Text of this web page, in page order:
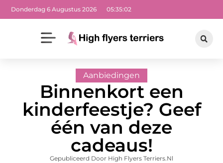
Donderdag 6 Augustus 2026 05:35:03
Aanbiedingen
Binnenkort een
kinderfeestje? Geef
één van deze
cadeaus!
Gepubliceerd Door High Flyers Terriers.nl